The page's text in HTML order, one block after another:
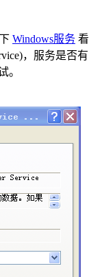
Windows服务 看
，服务是否有
。